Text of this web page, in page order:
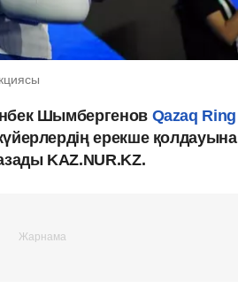
ШымбергеновQazaq Ring
ерекше қолдауына
KAZ.NUR.KZ.